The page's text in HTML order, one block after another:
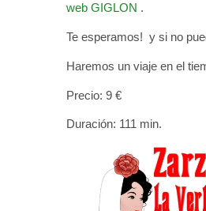
web GIGLON .
Te esperamos! y si no
Haremos un viaje en el
Precio: 9 €
Duración: 111 min.